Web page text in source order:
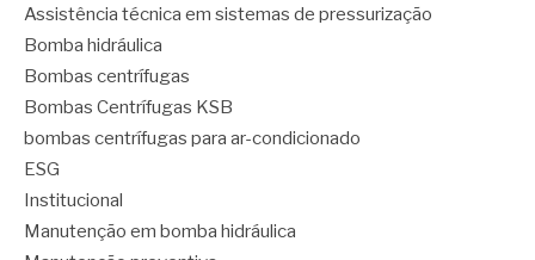
Assistência técnica em sistemas de pressurização
Bomba hidráulica
Bombas centrífugas
Bombas Centrífugas KSB
bombas centrífugas para ar-condicionado
ESG
Institucional
Manutenção em bomba hidráulica